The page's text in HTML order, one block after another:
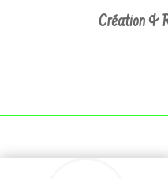
Création &